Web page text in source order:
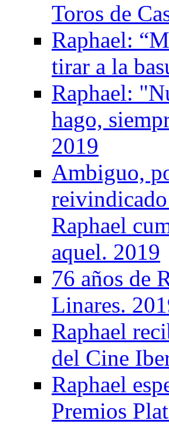
Toros de
Raphael:
tirar a la
Raphael:
hago,
2019
Ambiguo,
reivindicado
Raphael
aquel. 2019
76 años de
Linares.
Raphael
del Cine
Raphael
Premios